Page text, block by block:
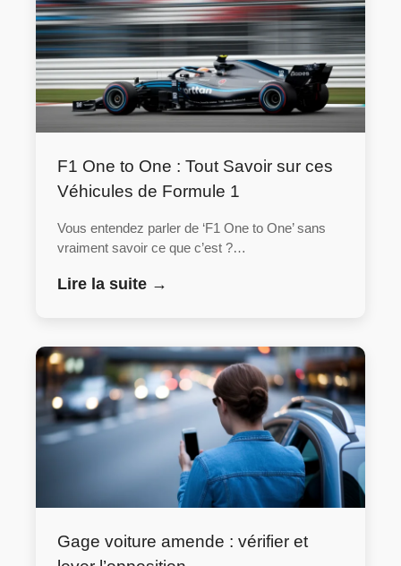
F1 One to One : Tout Savoir sur ces
Véhicules de Formule 1
Vous entendez parler de ‘F1 One to One’ sans
vraiment savoir ce que c’est ?…
Lire la suite →
Gage voiture amende : vérifier et